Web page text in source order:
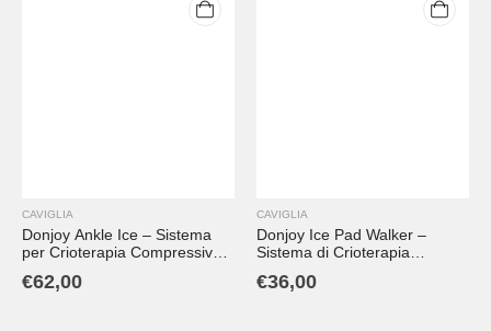
CAVIGLIA
Donjoy Ankle Ice – Sistema
per Crioterapia Compressiva
€62,00
CAVIGLIA
Donjoy Ice Pad Walker –
Sistema di Crioterapia
Walker
€36,00